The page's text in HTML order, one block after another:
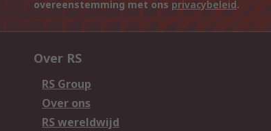
overeenstemming met ons privacybeleid.
Over RS
RS Group
Over ons
RS wereldwijd